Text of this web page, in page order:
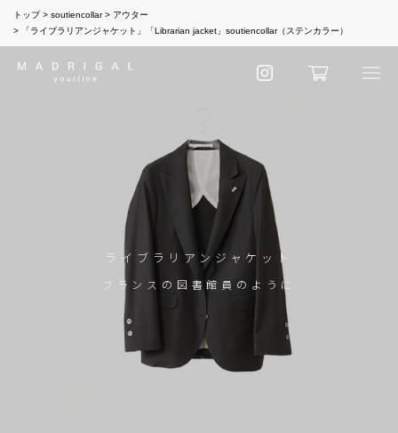
トップ soutiencollar
アウター
「ライブラリアンジャケット」「Librarian jacket」soutiencollar（ステンカラー）
ライブラリアンジャケット
フランスの図書館員のように